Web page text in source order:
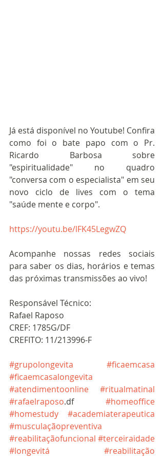
Já está disponível no Youtube! Confira
como foi o bate papo com o Pr.
Ricardo Barbosa sobre
"espiritualidade" no quadro
"conversa com o especialista" em seu
novo ciclo de lives com o tema
"saúde mente e corpo".
https://youtu.be/lFK45LegwZQ
Acompanhe nossas redes sociais
para saber os dias, horários e temas
das próximas transmissões ao vivo!
Responsável Técnico:
Rafael Raposo
CREF: 1785G/DF
CREFITO: 11/213996-F
#grupolongevita
#ficaemcasa
#ficaemcasalongevita
#atendimentoonline
#ritualmatinal
#rafaelraposo.df #homeoffice
#homestudy
#academiaterapeutica
#musculaçãopreventiva
#reabilitaçãofuncional #terceiraidade
#longevitá
#reabilitação